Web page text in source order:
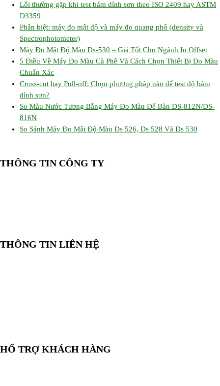
Lỗi thường gặp khi test bám dính sơn theo ISO 2409 hay ASTM
D3359
Phân biệt: máy đo mật độ và máy đo quang phổ (density và
Spectrophotometer)
Máy Đo Mật Độ Màu Ds-530 – Giá Tốt Cho Ngành In Offset
5 Điều Về Máy Đo Màu Cà Phê Và Cách Chọn Thiết Bị Đo Màu
Chuẩn Xác
Cross-cut hay Pull-off: Chọn phương pháp nào để test độ bám
dính sơn?
So Màu Nước Tương Bằng Máy Đo Màu Để Bàn DS-812N/DS-
816N
So Sánh Máy Đo Mật Độ Màu Ds 526, Ds 528 Và Ds 530
THÔNG TIN CÔNG TY
THÔNG TIN LIÊN HỆ
HỔ TRỢ KHÁCH HÀNG